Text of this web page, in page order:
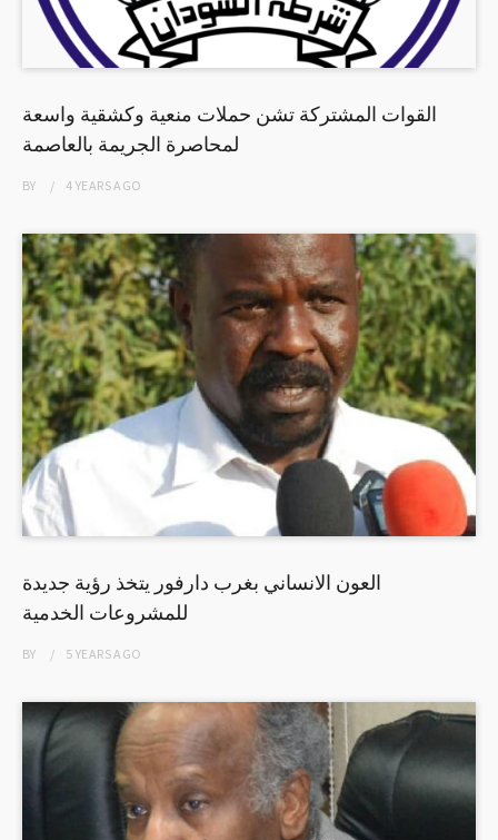
القوات المشتركة تشن حملات منعية وكشقية واسعة
لمحاصرة الجريمة بالعاصمة
BY 4 YEARSAGO
العون الانساني بغرب دارفور يتخذ رؤية جديدة
للمشروعات الخدمية
BY 5 YEARSAGO